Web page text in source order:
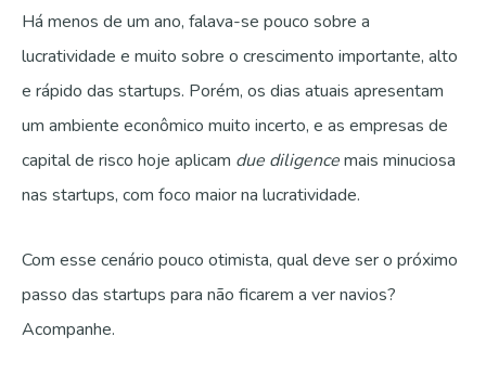
Há menos de um ano, falava-se pouco sobre a
lucratividade e muito sobre o crescimento importante, alto
e rápido das startups. Porém, os dias atuais apresentam
um ambiente econômico muito incerto, e as empresas de
capital de risco hoje aplicam due diligencemais minuciosa
nas startups, com foco maior na lucratividade.
Com esse cenário pouco otimista, qual deve ser o próximo
passo das startups para não ficarem a ver navios?
Acompanhe.